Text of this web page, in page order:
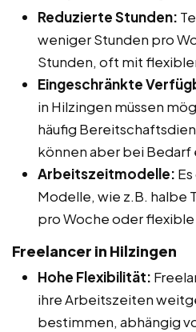
Reduzierte Stunden:
weniger Stunden pro
Stunden, oft mit
Eingeschränkte
in Hilzingen müssen
häufig
können aber bei Bedarf
Arbeitszeitmodelle:
Modelle, wie z.B. halbe
pro Woche oder
Freelancer in Hilzingen
Hohe Flexibilität:
ihre Arbeitszeiten
bestimmen, abhängig